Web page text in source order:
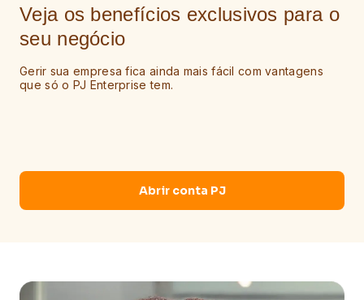
Veja os benefícios exclusivos para o
seu negócio
Gerir sua empresa fica ainda mais fácil com vantagens
que só o PJ Enterprise tem.
Abrir conta PJ